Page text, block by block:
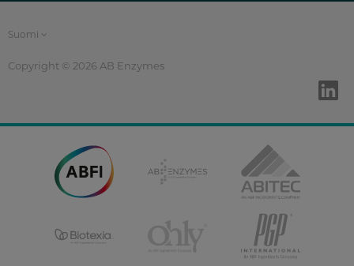
Suomi
Copyright © 2026 AB Enzymes